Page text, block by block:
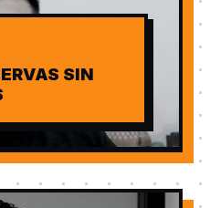
SIN